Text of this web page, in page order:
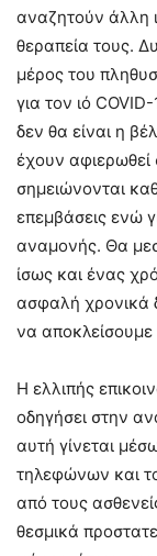
αναζητούν άλλη
θεραπεία τους.
μέρος του
για τον ιό
δεν θα είναι η
έχουν αφιερωθεί
σημειώνονται
επεμβάσεις ενώ
αναμονής. Θα
ίσως και ένας
ασφαλή χρονικά
να αποκλείσουμε
Η ελλιπής
οδηγήσει στην
αυτή γίνεται
τηλεφώνων και
από τους
θεσμικά